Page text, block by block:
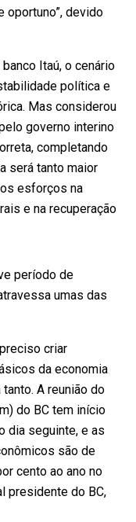
oportuno”, devido
Itaú, o cenário
política e
Mas considerou
governo interino
completando
será tanto maior
esforços na
e na recuperação
período de
umas das
criar
da economia
A reunião do
do BC tem início
dia seguinte, e as
são de
cento ao ano no
presidente do BC,